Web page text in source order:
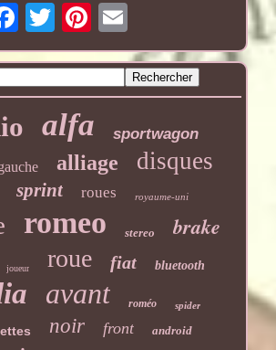
alfa sportwagon
alliage disques
sprint roues royaume-uni
romeo stereo brake
joueur roue fiat bluetooth
avant roméo spider
noir front android